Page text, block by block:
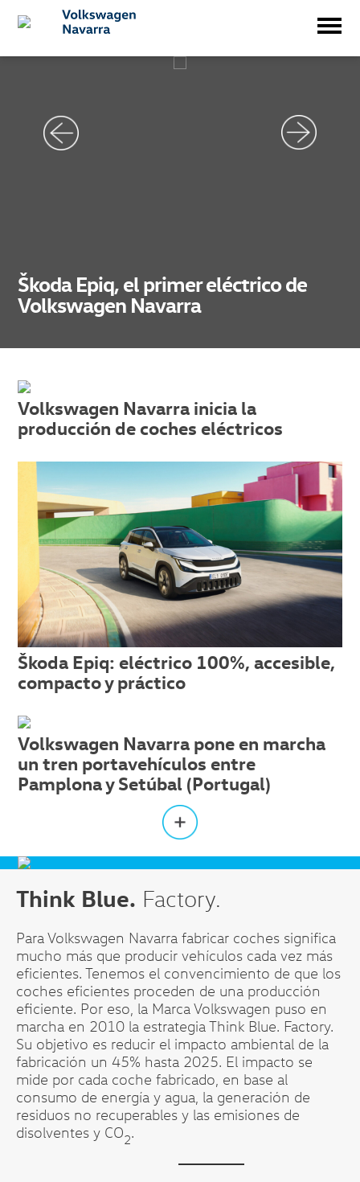
Škoda Epiq, el primer eléctrico de
Volkswagen Navarra
Volkswagen Navarra inicia la
producción de coches eléctricos
Škoda Epiq: eléctrico 100%, accesible,
compacto y práctico
Volkswagen Navarra pone en marcha
un tren portavehículos entre
Pamplona y Setúbal (Portugal)
Think Blue. Factory.
Para Volkswagen Navarra fabricar coches significa
mucho más que producir vehículos cada vez más
eficientes. Tenemos el convencimiento de que los
coches eficientes proceden de una producción
eﬁciente. Por eso, la Marca Volkswagen puso en
marcha en 2010 la estrategia Think Blue. Factory.
Su objetivo es reducir el impacto ambiental de la
fabricación un 45% hasta 2025. El impacto se
mide por cada coche fabricado, en base al
consumo de energía y agua, la generación de
residuos no recuperables y las emisiones de
disolventes y CO2.